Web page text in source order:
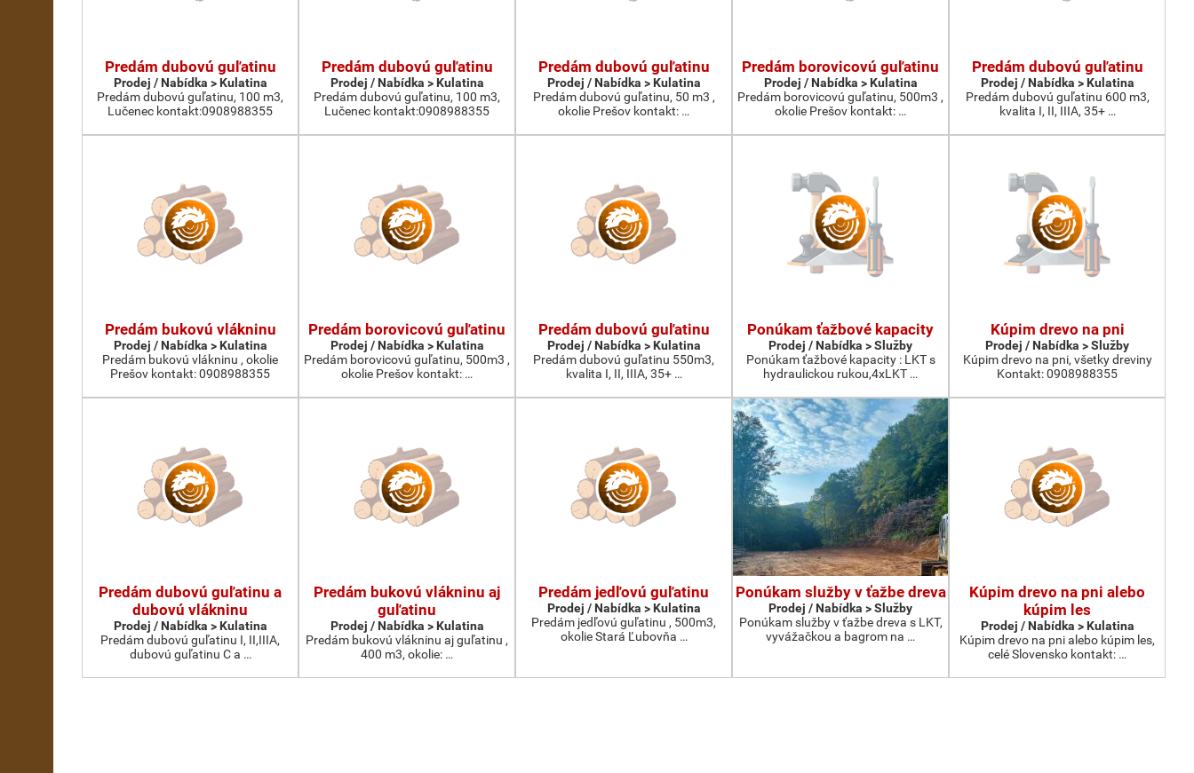
Predám dubovú guľatinu
Prodej / Nabídka > Kulatina
Predám dubovú guľatinu, 100 m3,
Lučenec kontakt:0908988355
Predám dubovú guľatinu
Prodej / Nabídka > Kulatina
Predám dubovú guľatinu, 100 m3,
Lučenec kontakt:0908988355
Predám dubovú guľatinu
Prodej / Nabídka > Kulatina
Predám dubovú guľatinu, 50 m3 ,
okolie Prešov kontakt: …
Predám borovicovú guľatinu
Prodej / Nabídka > Kulatina
Predám borovicovú guľatinu, 500m3 ,
okolie Prešov kontakt: …
Predám dubovú guľatinu
Prodej / Nabídka > Kulatina
Predám dubovú guľatinu 600 m3,
kvalita I, II, IIIA, 35+ …
Predám bukovú vlákninu
Prodej / Nabídka > Kulatina
Predám bukovú vlákninu , okolie
Prešov kontakt: 0908988355
Predám borovicovú guľatinu
Prodej / Nabídka > Kulatina
Predám borovicovú guľatinu, 500m3 ,
okolie Prešov kontakt: …
Predám dubovú guľatinu
Prodej / Nabídka > Kulatina
Predám dubovú guľatinu 550m3,
kvalita I, II, IIIA, 35+ …
Ponúkam ťažbové kapacity
Prodej / Nabídka > Služby
Ponúkam ťažbové kapacity : LKT s
hydraulickou rukou,4xLKT …
Kúpim drevo na pni
Prodej / Nabídka > Služby
Kúpim drevo na pni, všetky dreviny
Kontakt: 0908988355
Predám dubovú guľatinu a
dubovú vlákninu
Prodej / Nabídka > Kulatina
Predám dubovú guľatinu I, II,IIIA,
dubovú guľatinu C a …
Predám bukovú vlákninu aj
guľatinu
Prodej / Nabídka > Kulatina
Predám bukovú vlákninu aj guľatinu ,
400 m3, okolie: …
Predám jedľovú guľatinu
Prodej / Nabídka > Kulatina
Predám jedľovú guľatinu , 500m3,
okolie Stará Ľubovňa …
Ponúkam služby v ťažbe dreva
Prodej / Nabídka > Služby
Ponúkam služby v ťažbe dreva s LKT,
vyvážačkou a bagrom na …
Kúpim drevo na pni alebo
kúpim les
Prodej / Nabídka > Kulatina
Kúpim drevo na pni alebo kúpim les,
celé Slovensko kontakt: …